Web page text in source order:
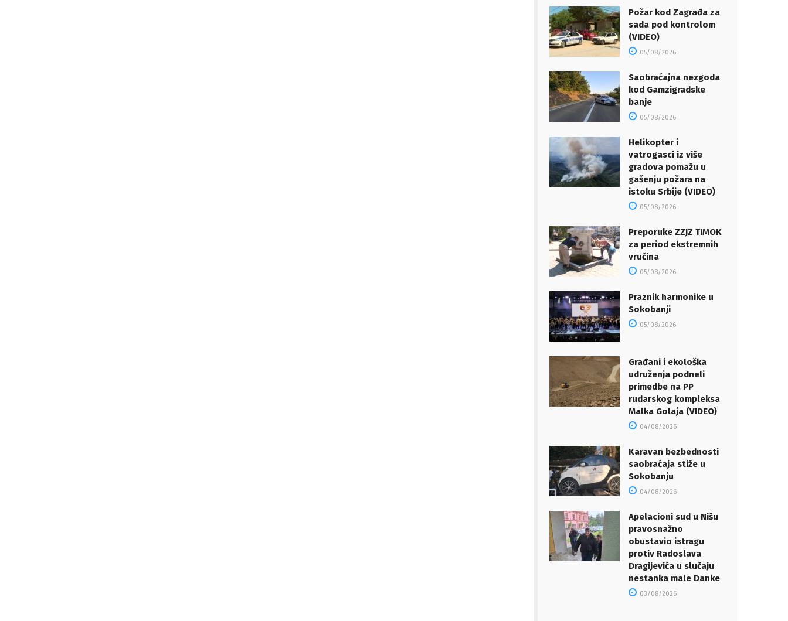
Požar kod Zagrađa za
sada pod kontrolom
(VIDEO)
05/08/2026
Saobraćajna nezgoda
kod Gamzigradske
banje
05/08/2026
Helikopter i
vatrogasci iz više
gradova pomažu u
gašenju požara na
istoku Srbije (VIDEO)
05/08/2026
Preporuke ZZJZ TIMOK
za period ekstremnih
vrućina
05/08/2026
Praznik harmonike u
Sokobanji
05/08/2026
Građani i ekološka
udruženja podneli
primedbe na PP
rudarskog kompleksa
Malka Golaja (VIDEO)
04/08/2026
Karavan bezbednosti
saobraćaja stiže u
Sokobanju
04/08/2026
Apelacioni sud u Nišu
pravosnažno
obustavio istragu
protiv Radoslava
Dragijevića u slučaju
nestanka male Danke
03/08/2026